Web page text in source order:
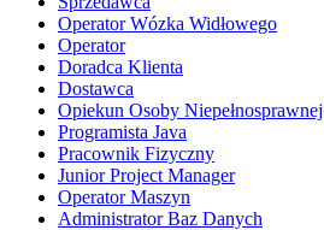
Operator Wózka Widłowego
Operator
Doradca Klienta
Dostawca
Opiekun Osoby Niepełnosprawnej
Programista Java
Pracownik Fizyczny
Junior Project Manager
Operator Maszyn
Administrator Baz Danych